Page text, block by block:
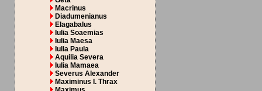
Macrinus
Diadumenianus
Elagabalus
Iulia Soaemias
Iulia Maesa
Iulia Paula
Aquilia Severa
Iulia Mamaea
Severus Alexander
Maximinus I. Thrax